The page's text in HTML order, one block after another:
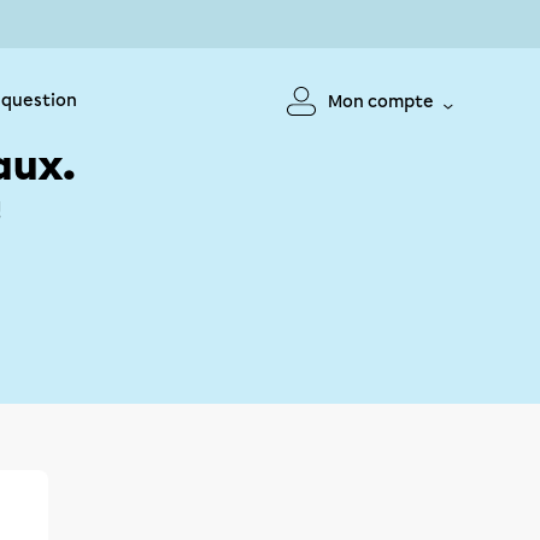
question Mon compte